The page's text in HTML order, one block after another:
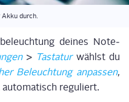
durch.
dei­nes Note­
> Tas­ta­turwählst du
Beleuch­tung anpas­sen,
regu­liert.